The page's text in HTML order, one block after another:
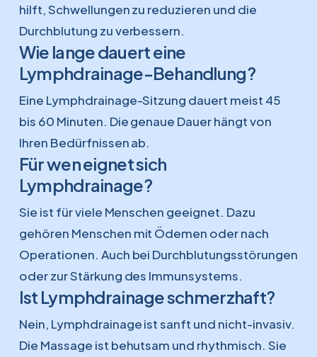
hilft, Schwellungen zu reduzieren und die
Durchblutung zu verbessern.
Wie lange dauert eine
Lymphdrainage-Behandlung?
Eine Lymphdrainage-Sitzung dauert meist 45
bis 60 Minuten. Die genaue Dauer hängt von
Ihren Bedürfnissen ab.
Für wen eignet sich
Lymphdrainage?
Sie ist für viele Menschen geeignet. Dazu
gehören Menschen mit Ödemen oder nach
Operationen. Auch bei Durchblutungsstörungen
oder zur Stärkung des Immunsystems.
Ist Lymphdrainage schmerzhaft?
Nein, Lymphdrainage ist sanft und nicht-invasiv.
Die Massage ist behutsam und rhythmisch. Sie